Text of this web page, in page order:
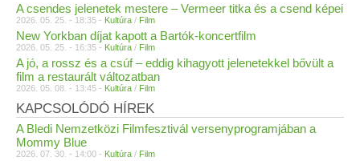
A csendes jelenetek mestere – Vermeer titka és a csend képei
2026. 05. 25. - 18:35 - Kultúra / Film
New Yorkban díjat kapott a Bartók-koncertfilm
2026. 05. 25. - 16:35 - Kultúra / Film
A jó, a rossz és a csúf – eddig kihagyott jelenetekkel bővült a
film a restaurált változatban
2026. 05. 08. - 13:45 - Kultúra / Film
KAPCSOLÓDÓ HÍREK
A Bledi Nemzetközi Filmfesztivál versenyprogramjában a
Mommy Blue
2026. 07. 30. - 14:00 - Kultúra / Film